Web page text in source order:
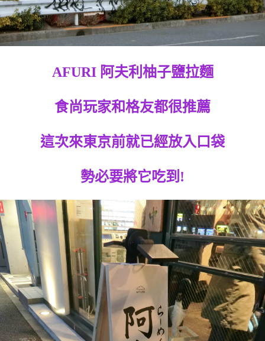
AFURI 阿夫利柚子鹽拉麵
食尚玩家和格友都很推薦
這次來東京前就已經放入口袋
勢必要將它吃到!